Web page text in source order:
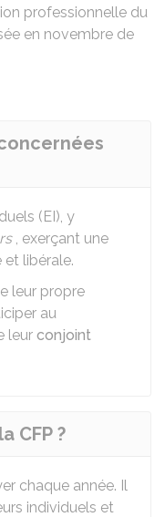
professionnelle du
en novembre de
(EI), y
, exerçant une
libérale.
leur propre
au
leur conjoint
CFP ?
chaque année. Il
individuels et